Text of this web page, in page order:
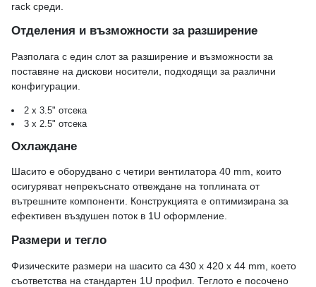
rack среди.
Отделения и възможности за разширение
Разполага с един слот за разширение и възможности за
поставяне на дискови носители, подходящи за различни
конфигурации.
2 x 3.5" отсека
3 x 2.5" отсека
Охлаждане
Шасито е оборудвано с четири вентилатора 40 mm, които
осигуряват непрекъснато отвеждане на топлината от
вътрешните компоненти. Конструкцията е оптимизирана за
ефективен въздушен поток в 1U оформление.
Размери и тегло
Физическите размери на шасито са 430 x 420 x 44 mm, което
съответства на стандартен 1U профил. Теглото е посочено